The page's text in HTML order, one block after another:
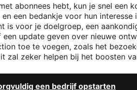
abonnees hebt, kun je snel een
een bedankje voor hun
is voor je doelgroep, een
update geven over nieuwe
toe te voegen, zoals het
zal zeker helpen bij het boosten
een bedrijf opstarten